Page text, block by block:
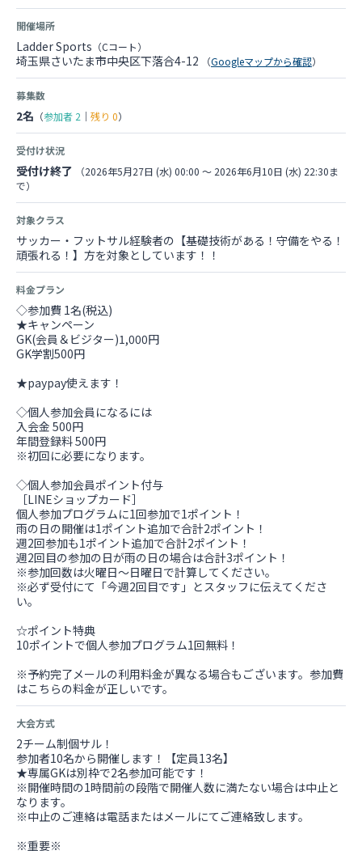
開催場所
Ladder Sports （Cコート）
埼玉県さいたま市中央区下落合4-12 （Googleマップから確認）
募集数
2名 （参加者 2 ｜ 残り 0）
受付け状況
受付け終了
（2026年5月27日 (水) 00:00 〜 2026年6月10日 (水) 22:30ま
で）
対象クラス
サッカー・フットサル経験者の【基礎技術がある！守備をやる！
頑張れる！】方を対象としています！！
料金プラン
◇参加費 1名(税込)
★キャンペーン
GK(会員＆ビジター)1,000円
GK学割500円
★paypay使えます！
◇個人参加会員になるには
入会金 500円
年間登録料 500円
※初回に必要になります。
◇個人参加会員ポイント付与
［LINEショップカード］
個人参加プログラムに1回参加で1ポイント！
雨の日の開催は1ポイント追加で合計2ポイント！
週2回参加も1ポイント追加で合計2ポイント！
週2回目の参加の日が雨の日の場合は合計3ポイント！
※参加回数は火曜日～日曜日で計算してください。
※必ず受付にて「今週2回目です」とスタッフに伝えてくださ
い。
☆ポイント特典
10ポイントで個人参加プログラム1回無料！
※予約完了メールの利用料金が異なる場合もございます。参加費
はこちらの料金が正しいです。
大会方式
2チーム制個サル！
参加者10名から開催します！【定員13名】
★専属GKは別枠で2名参加可能です！
※開催時間の1時間前の段階で開催人数に満たない場合は中止と
なります。
※中止のご連絡は電話またはメールにてご連絡致します。
※重要※